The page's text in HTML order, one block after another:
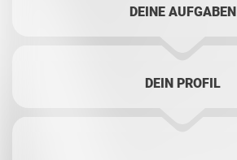
DEINE AUFGABEN
DEIN PROFIL